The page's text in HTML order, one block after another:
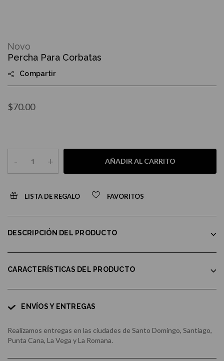
the
beginning
the
images
Percha Para Corbatas
Compartir
$70.00
- + AÑADIR AL CARRITO
LISTA DE REGALO FAVORITOS
Novo
DESCRIPCIÓN DEL PRODUCTO
CARACTERÍSTICAS DEL PRODUCTO
ENVÍOS Y ENTREGAS
Realizamos entregas en las ciudades de Santo Domingo, Santiago,
Punta Cana, La Vega y La Romana.